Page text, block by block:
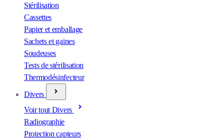
Stérilisation
Cassettes
Papier et emballage
Sachets et gaines
Soudeuses
Tests de stérilisation
Thermodésinfecteur
Divers
Voir tout Divers
Radiographie
Protection capteurs